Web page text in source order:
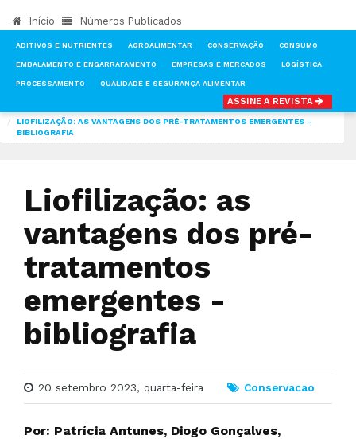
Início Números Publicados
ADITIVOS E NUTRIENTES AGROALIMENTAR CONSERVAÇÃO CONSUMO
EMBALAMENTO E ENGARRAFAMENTO EMPRESAS E MERCADOS LOGÍSTICA
PROCESSAMENTO QUALIDADE E SEGURANÇA ALIMENTAR
ASSINE A REVISTA
LIOFILIZAÇÃO: AS VANTAGENS DOS PRÉ-TRATAMENTOS EMERGENTES -
BIBLIOGRAFIA
Liofilização: as
vantagens dos pré-
tratamentos
emergentes -
bibliografia
20 setembro 2023, quarta-feira Conservacao
Por: Patrícia Antunes, Diogo Gonçalves,